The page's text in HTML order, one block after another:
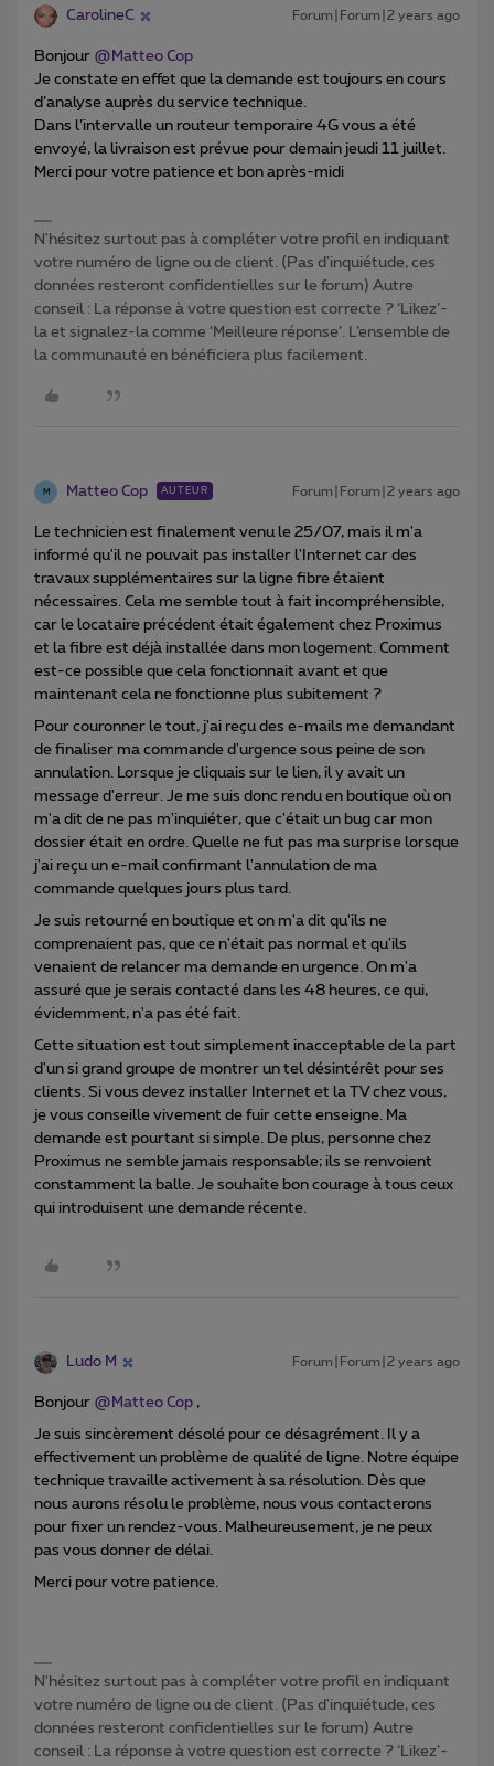
CarolineC Forum|Forum|2 years ago
Bonjour @Matteo Cop
Je constate en effet que la demande est toujours en cours
d’analyse auprès du service technique.
Dans l’intervalle un routeur temporaire 4G vous a été
envoyé, la livraison est prévue pour demain jeudi 11 juillet.
Merci pour votre patience et bon après-midi
N'hésitez surtout pas à compléter votre profil en indiquant
votre numéro de ligne ou de client. (Pas d'inquiétude, ces
données resteront confidentielles sur le forum) Autre
conseil : La réponse à votre question est correcte ? ‘Likez’-
la et signalez-la comme ‘Meilleure réponse’. L’ensemble de
la communauté en bénéficiera plus facilement.
M Matteo Cop AUTEUR Forum|Forum|2 years ago
Le technicien est finalement venu le 25/07, mais il m'a
informé qu'il ne pouvait pas installer l'Internet car des
travaux supplémentaires sur la ligne fibre étaient
nécessaires. Cela me semble tout à fait incompréhensible,
car le locataire précédent était également chez Proximus
et la fibre est déjà installée dans mon logement. Comment
est-ce possible que cela fonctionnait avant et que
maintenant cela ne fonctionne plus subitement ?
Pour couronner le tout, j'ai reçu des e-mails me demandant
de finaliser ma commande d'urgence sous peine de son
annulation. Lorsque je cliquais sur le lien, il y avait un
message d'erreur. Je me suis donc rendu en boutique où on
m'a dit de ne pas m'inquiéter, que c'était un bug car mon
dossier était en ordre. Quelle ne fut pas ma surprise lorsque
j'ai reçu un e-mail confirmant l'annulation de ma
commande quelques jours plus tard.
Je suis retourné en boutique et on m'a dit qu'ils ne
comprenaient pas, que ce n'était pas normal et qu'ils
venaient de relancer ma demande en urgence. On m'a
assuré que je serais contacté dans les 48 heures, ce qui,
évidemment, n'a pas été fait.
Cette situation est tout simplement inacceptable de la part
d'un si grand groupe de montrer un tel désintérêt pour ses
clients. Si vous devez installer Internet et la TV chez vous,
je vous conseille vivement de fuir cette enseigne. Ma
demande est pourtant si simple. De plus, personne chez
Proximus ne semble jamais responsable; ils se renvoient
constamment la balle. Je souhaite bon courage à tous ceux
qui introduisent une demande récente.
Ludo M Forum|Forum|2 years ago
Bonjour @Matteo Cop ,
Je suis sincèrement désolé pour ce désagrément. Il y a
effectivement un problème de qualité de ligne. Notre équipe
technique travaille activement à sa résolution. Dès que
nous aurons résolu le problème, nous vous contacterons
pour fixer un rendez-vous. Malheureusement, je ne peux
pas vous donner de délai.
Merci pour votre patience.
N'hésitez surtout pas à compléter votre profil en indiquant
votre numéro de ligne ou de client. (Pas d'inquiétude, ces
données resteront confidentielles sur le forum) Autre
conseil : La réponse à votre question est correcte ? ‘Likez’-